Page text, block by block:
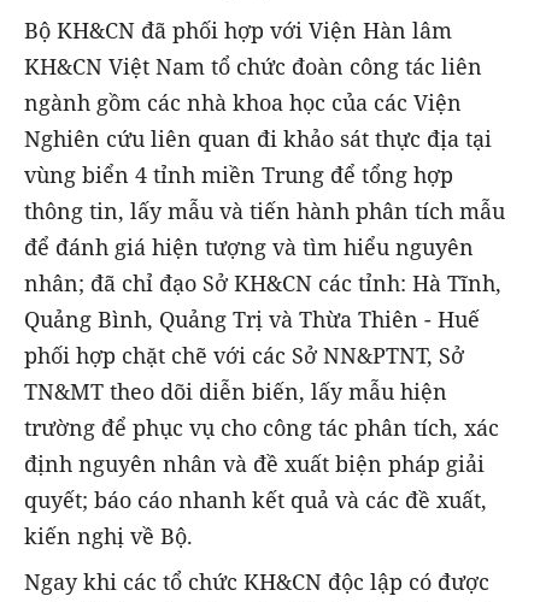
Bộ KH&CN đã phối hợp với Viện Hàn lâm
KH&CN Việt Nam tổ chức đoàn công tác liên
ngành gồm các nhà khoa học của các Viện
Nghiên cứu liên quan đi khảo sát thực địa tại
vùng biển 4 tỉnh miền Trung để tổng hợp
thông tin, lấy mẫu và tiến hành phân tích mẫu
để đánh giá hiện tượng và tìm hiểu nguyên
nhân; đã chỉ đạo Sở KH&CN các tỉnh: Hà Tĩnh,
Quảng Bình, Quảng Trị và Thừa Thiên - Huế
phối hợp chặt chẽ với các Sở NN&PTNT, Sở
TN&MT theo dõi diễn biến, lấy mẫu hiện
trường để phục vụ cho công tác phân tích, xác
định nguyên nhân và đề xuất biện pháp giải
quyết; báo cáo nhanh kết quả và các đề xuất,
kiến nghị về Bộ.
Ngay khi các tổ chức KH&CN độc lập có được